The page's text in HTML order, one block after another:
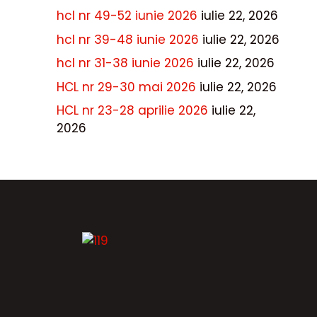
hcl nr 49-52 iunie 2026 iulie 22, 2026
hcl nr 39-48 iunie 2026 iulie 22, 2026
hcl nr 31-38 iunie 2026 iulie 22, 2026
HCL nr 29-30 mai 2026 iulie 22, 2026
HCL nr 23-28 aprilie 2026 iulie 22,
2026